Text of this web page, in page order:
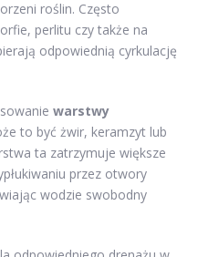
roślin. Często
perlitu czy także na
odpowiednią cyrkulację
warstwy
to być żwir, keramzyt lub
ta zatrzymuje większe
przez otwory
wodzie swobodny